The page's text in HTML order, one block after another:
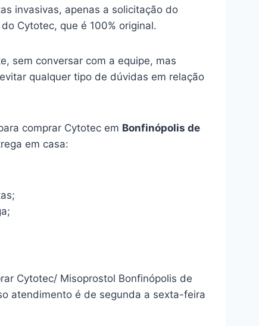
invasivas, apenas a solicitação do
Cytotec, que é 100% original.
sem conversar com a equipe, mas
qualquer tipo de dúvidas em relação
comprar Cytotec em Bonfinópolis de
em casa:
Cytotec/ Misoprostol Bonfinópolis de
atendimento é de segunda a sexta-feira